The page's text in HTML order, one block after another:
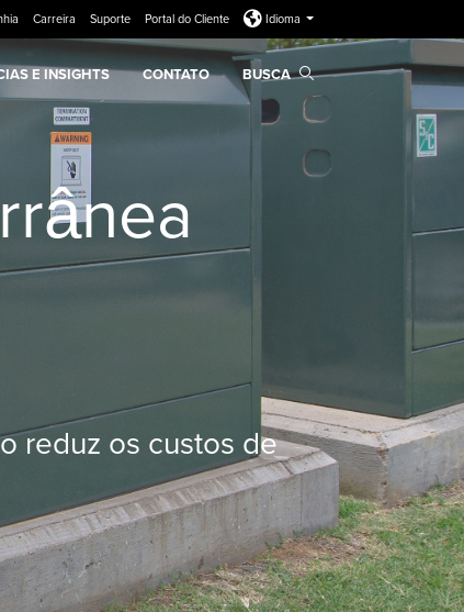
Carreira Suporte Portal do Cliente Idioma
E INSIGHTS CONTATO BUSCA
reduz os custos de